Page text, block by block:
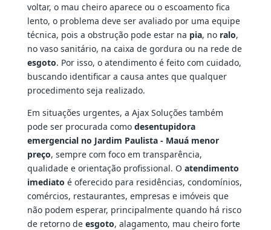
voltar, o mau cheiro aparece ou o escoamento fica
lento, o problema deve ser avaliado por uma equipe
técnica, pois a obstrução pode estar na pia, no ralo,
no vaso sanitário, na caixa de gordura ou na rede de
esgoto. Por isso, o atendimento é feito com cuidado,
buscando identificar a causa antes que qualquer
procedimento seja realizado.
Em situações urgentes, a Ajax Soluções também
pode ser procurada como desentupidora
emergencial no Jardim Paulista - Mauá menor
preço, sempre com foco em transparência,
qualidade e orientação profissional. O atendimento
imediato é oferecido para residências, condomínios,
comércios, restaurantes, empresas e imóveis que
não podem esperar, principalmente quando há risco
de retorno de esgoto, alagamento, mau cheiro forte